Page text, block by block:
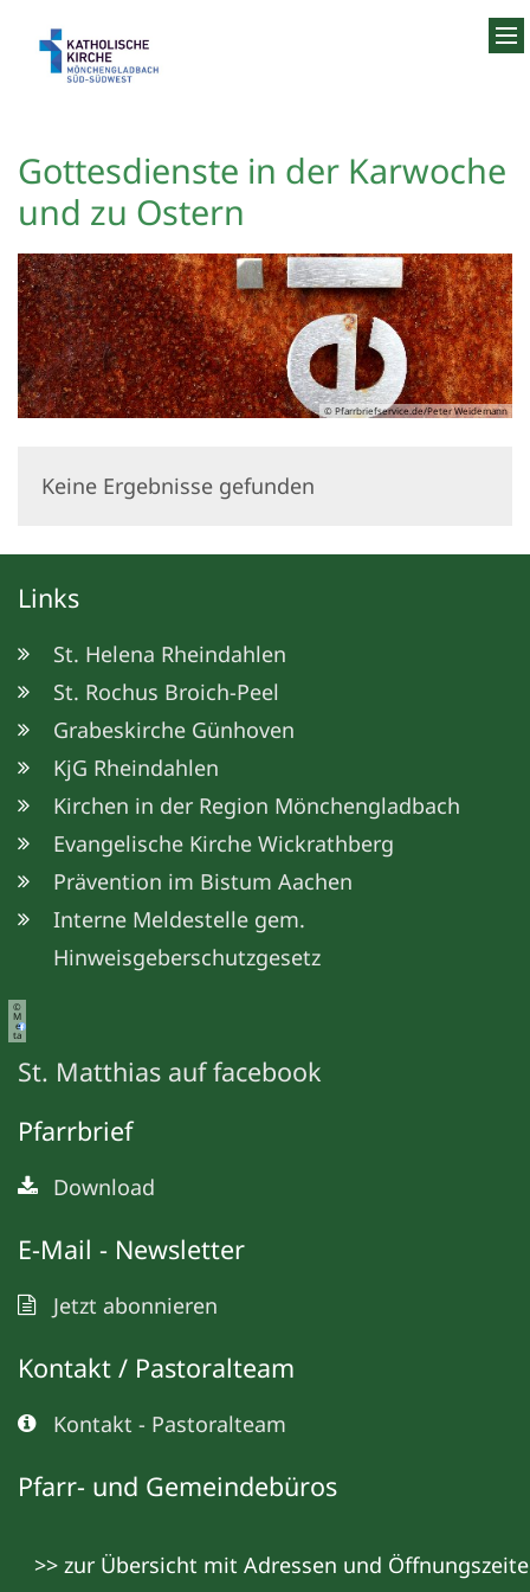
Gottesdienste in der Karwoche
und zu Ostern
© Pfarrbriefservice.de/Peter Weidemann
Keine Ergebnisse gefunden
Links
St. Helena Rheindahlen
St. Rochus Broich-Peel
Grabeskirche Günhoven
KjG Rheindahlen
Kirchen in der Region Mönchengladbach
Evangelische Kirche Wickrathberg
Prävention im Bistum Aachen
Interne Meldestelle gem.
Hinweisgeberschutzgesetz
©
M
e
ta
St. Matthias auf facebook
Pfarrbrief
Download
E-Mail - Newsletter
Jetzt abonnieren
Kontakt / Pastoralteam
Kontakt - Pastoralteam
Pfarr- und Gemeindebüros
>> zur Übersicht mit Adressen und